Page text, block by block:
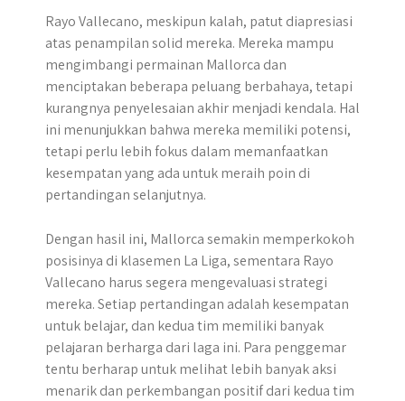
Rayo Vallecano, meskipun kalah, patut diapresiasi
atas penampilan solid mereka. Mereka mampu
mengimbangi permainan Mallorca dan
menciptakan beberapa peluang berbahaya, tetapi
kurangnya penyelesaian akhir menjadi kendala. Hal
ini menunjukkan bahwa mereka memiliki potensi,
tetapi perlu lebih fokus dalam memanfaatkan
kesempatan yang ada untuk meraih poin di
pertandingan selanjutnya.
Dengan hasil ini, Mallorca semakin memperkokoh
posisinya di klasemen La Liga, sementara Rayo
Vallecano harus segera mengevaluasi strategi
mereka. Setiap pertandingan adalah kesempatan
untuk belajar, dan kedua tim memiliki banyak
pelajaran berharga dari laga ini. Para penggemar
tentu berharap untuk melihat lebih banyak aksi
menarik dan perkembangan positif dari kedua tim